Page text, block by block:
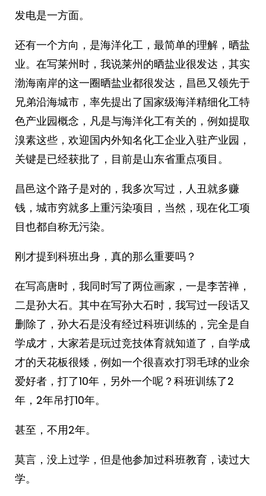
发电是一方面。
还有一个方向，是海洋化工，最简单的理解，晒盐
业。在写莱州时，我说莱州的晒盐业很发达，其实
渤海南岸的这一圈晒盐业都很发达，昌邑又领先于
兄弟沿海城市，率先提出了国家级海洋精细化工特
色产业园概念，凡是与海洋化工有关的，例如提取
溴素这些，欢迎国内外知名化工企业入驻产业园，
关键是已经获批了，目前是山东省重点项目。
昌邑这个路子是对的，我多次写过，人丑就多赚
钱，城市穷就多上重污染项目，当然，现在化工项
目也都自称无污染。
刚才提到科班出身，真的那么重要吗？
在写高唐时，我同时写了两位画家，一是李苦禅，
二是孙大石。其中在写孙大石时，我写过一段话又
删除了，孙大石是没有经过科班训练的，完全是自
学成才，大家若是玩过竞技体育就知道了，自学成
才的天花板很矮，例如一个很喜欢打羽毛球的业余
爱好者，打了10年，另外一个呢？科班训练了2
年，2年吊打10年。
甚至，不用2年。
莫言，没上过学，但是他参加过科班教育，读过大
学。